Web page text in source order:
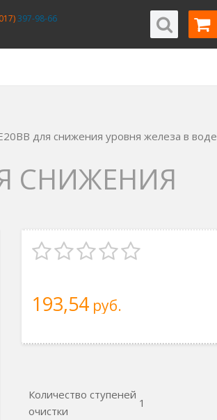
397-98-66
для снижения уровня железа в воде
СНИЖЕНИЯ
193,54 руб.
Количество ступеней
очистки
1